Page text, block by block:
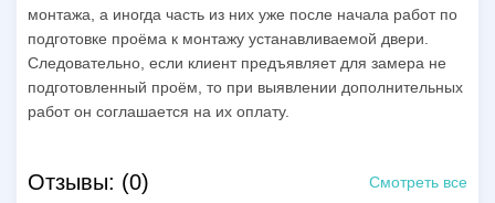
монтажа, а иногда часть из них уже после начала работ по
подготовке проёма к монтажу устанавливаемой двери.
Следовательно, если клиент предъявляет для замера не
подготовленный проём, то при выявлении дополнительных
работ он соглашается на их оплату.
Отзывы: (0) Смотреть все